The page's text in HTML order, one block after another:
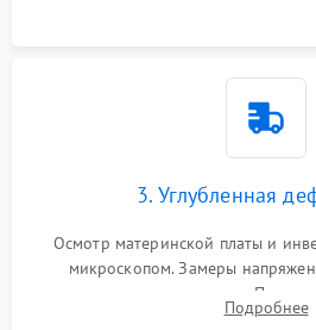
3. Углубленная
Осмотр материнской платы и
микроскопом. Замеры
процессора и видеокарты.
диска и оперативной памяти с
Подробнее